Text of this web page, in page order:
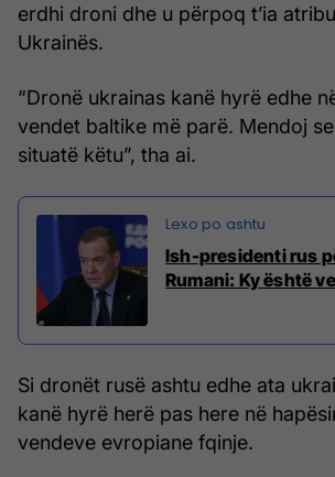
erdhi droni dhe u përpoq t’ia
Ukrainës.
“Dronë ukrainas kanë hyrë edhe
vendet baltike më parë. Mendoj
situatë këtu”, tha ai.
Ish-presidenti rus
Rumani: Ky është
Si dronët rusë ashtu edhe ata
kanë hyrë herë pas here në
vendeve evropiane fqinje.